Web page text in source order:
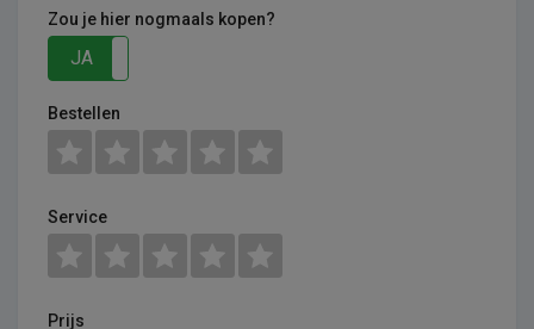
Zou je hier nogmaals kopen?
JA
Bestellen
Service
Prijs